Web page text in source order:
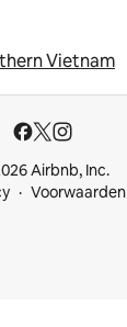
Vietnam
Airbnb, Inc.
Voorwaarden